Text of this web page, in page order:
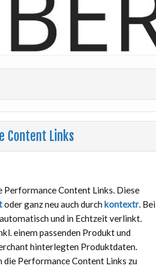
Content Links
Performance Content Links. Diese
oder ganz neu auch durchkontextr. Bei
und in Echtzeit verlinkt.
einem passenden Produkt und
hinterlegten Produktdaten.
Performance Content Links zu